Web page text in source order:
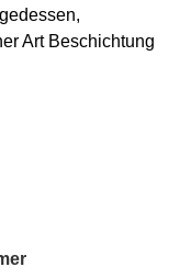
Art Beschichtung